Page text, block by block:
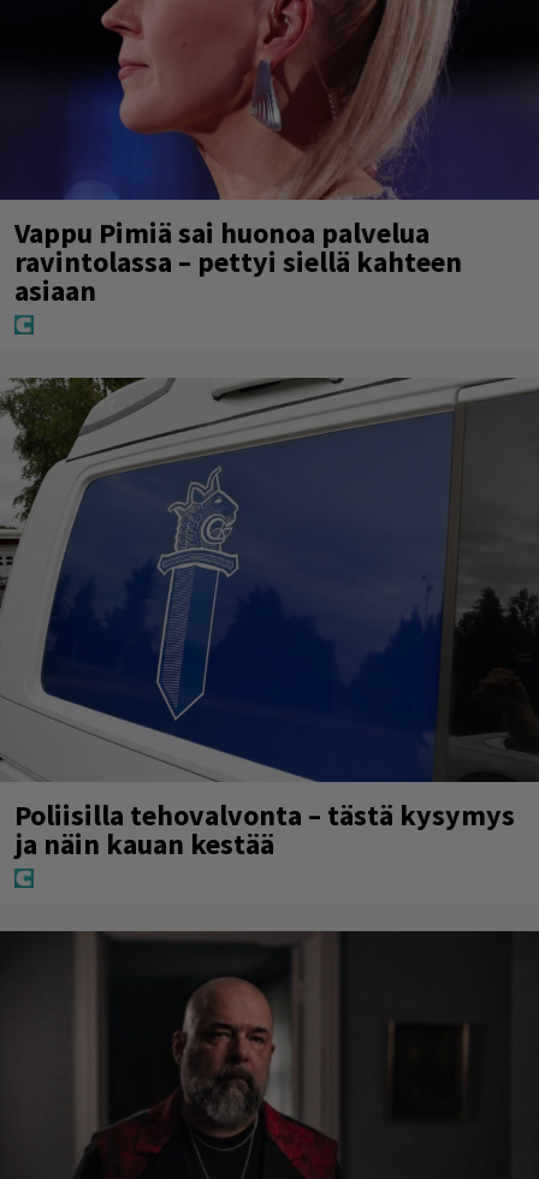
Vappu Pimiä sai huonoa palvelua
ravintolassa – pettyi siellä kahteen
asiaan
Poliisilla tehovalvonta – tästä kysymys
ja näin kauan kestää